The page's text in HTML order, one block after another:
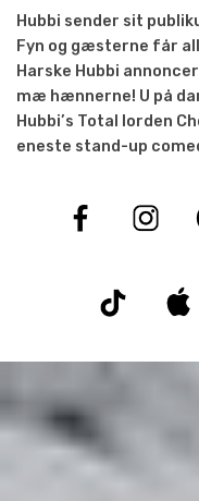
Hubbi sender sit
Fyn og gæsterne får
Harske Hubbi
mæ hænnerne! U på
Hubbi’s Total Iorden
eneste stand-up